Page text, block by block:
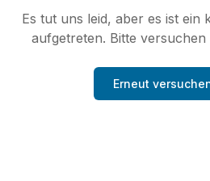
Es tut uns leid, aber es ist ein
aufgetreten. Bitte versuchen
Erneut